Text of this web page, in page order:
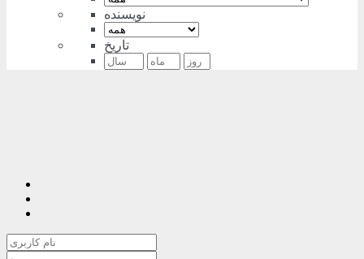
نویسنده
تاریخ